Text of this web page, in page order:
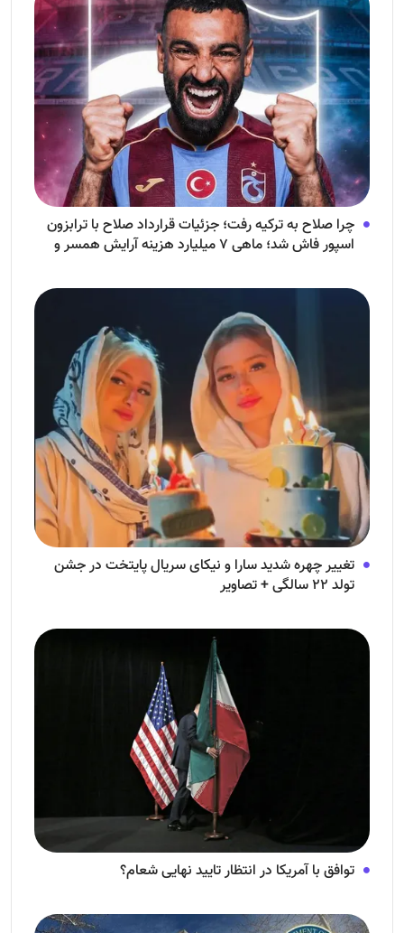
چرا صلاح به ترکیه رفت؛ جزئیات قرارداد صلاح با ترابزون
اسپور فاش شد؛ ماهی ۷ میلیارد هزینه آرایش همسر و
تغییر چهره شدید سارا و نیکای سریال پایتخت در جشن
تولد ۲۲ سالگی + تصاویر
توافق با آمریکا در انتظار تایید نهایی شعام؟